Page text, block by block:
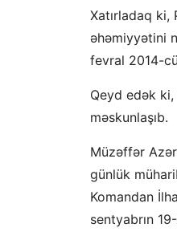
Xatırladaq ki,
əhəmiyyətini
fevral 2014-
Qeyd edək
məskunlaşıb.
Müzəffər
günlük
Komandan
sentyabrın